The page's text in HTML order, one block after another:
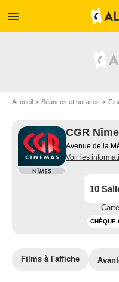
menu
Accueil Séances et horaires
CGR
Avenue de la
Voir les
10
CHÈQUE
Films à l'affiche